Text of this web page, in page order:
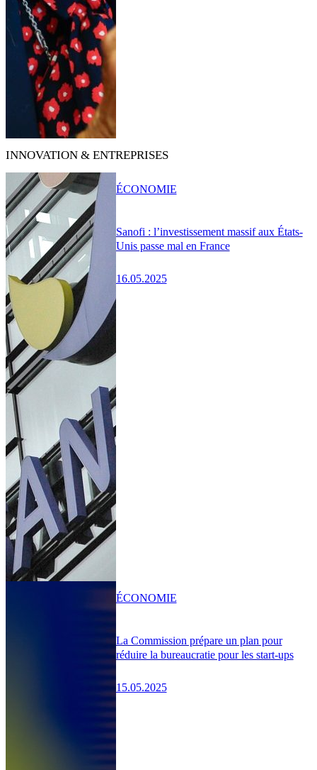
INNOVATION & ENTREPRISES
Sanofi : l’investissement massif aux États-
Unis passe mal en France
16.05.2025
ÉCONOMIE
La Commission prépare un plan pour
réduire la bureaucratie pour les start-ups
15.05.2025
ÉCONOMIE